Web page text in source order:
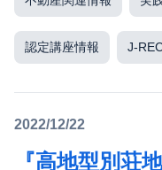
認定講座情報 J-
2022/12/22
『高地型別荘